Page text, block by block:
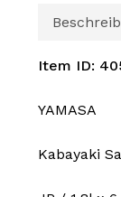
Item ID:
YAMASA
Kabayaki